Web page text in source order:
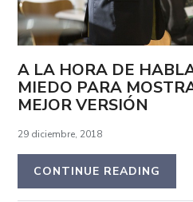
A LA HORA DE
MIEDO PARA
MEJOR VERSIÓN
29 diciembre, 2018
CONTINUE READING